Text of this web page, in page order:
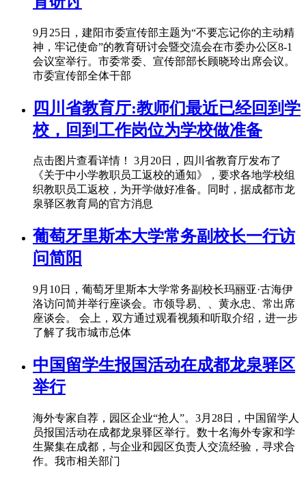
9月25日，建阳市委宣传部主题为“不要忘记你的主动精
神，牢记使命”的教育研讨会暨交流会在市委办公区8-1
会议室举行。市委常委、宣传部部长顾晓玲出席会议。
市委宣传部全体干部
四川省教育厅:教师们最近已经回到学
校，回到工作岗位为学校做准备
点击图片查看详情！ 3月20日，四川省教育厅发布了
《关于中小学教职员工返校的通知》，要求各地学校组
织教职员工返校，为开学做好准备。同时，据成都市龙
泉驿区教育局的官方消息
葡萄牙里斯本大学常务副校长一行访
问简阳
9月10日，葡萄牙里斯本大学常务副校长玛丽亚·古海伊
洛访问简并举行座谈会。市领导易、、黄永忠、常出席
座谈会。 会上，双方通过观看视频和听取介绍，进一步
了解了我市城市总体
中国留学生报国活动在成都龙泉驿区
举行
海外专家自荐，园区企业“抢人”。3月28日，中国留学人
员报国活动在成都龙泉驿区举行。数十名海外专家和学
生聚集在成都，与企业和园区负责人交流经验，寻求合
作。我市相关部门